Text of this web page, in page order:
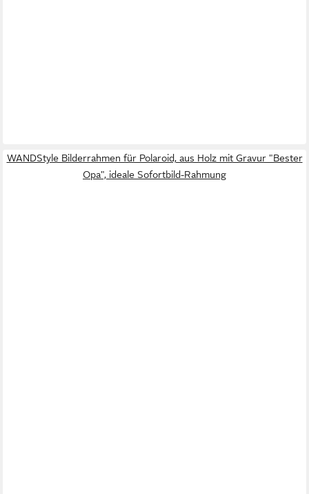
WANDStyle Bilderrahmen für Polaroid, aus Holz mit Gravur "Bester
Opa", ideale Sofortbild-Rahmung